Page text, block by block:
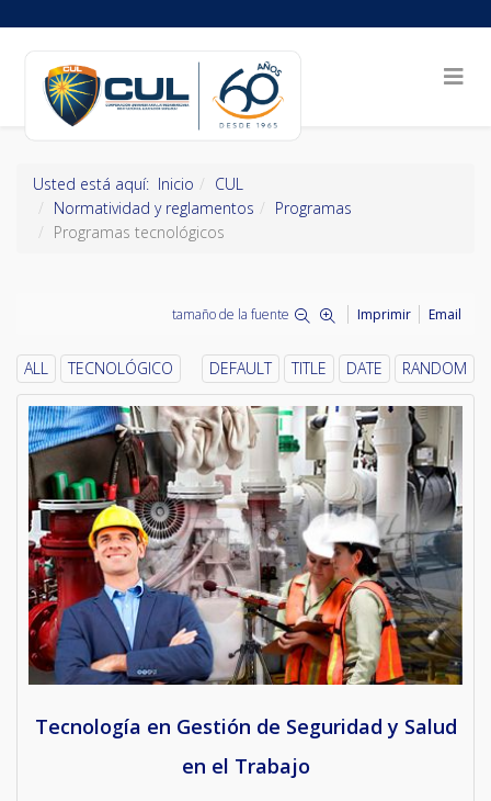
Usted está aquí: Inicio
CUL
Normatividad y reglamentos
Programas
Programas tecnológicos
tamaño de la fuente Imprimir Email
ALL TECNOLÓGICO DEFAULT TITLE DATE RANDOM
Tecnología en Gestión de Seguridad y Salud
en el Trabajo